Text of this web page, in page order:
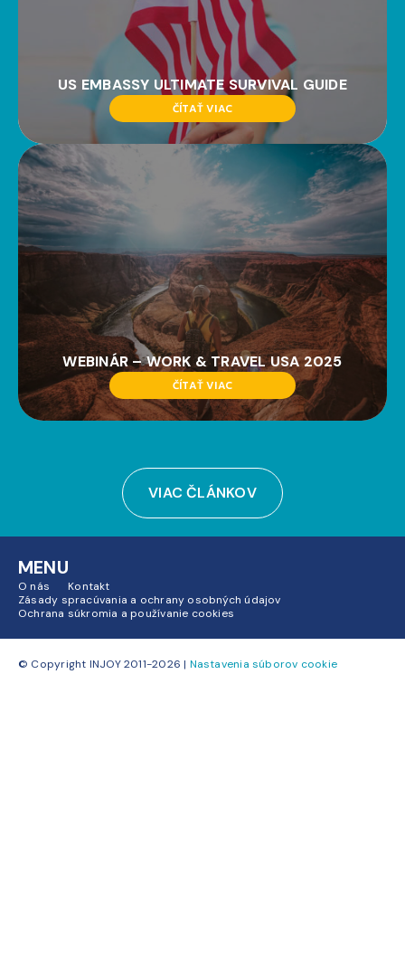
US EMBASSY ULTIMATE SURVIVAL GUIDE
ČÍTAŤ VIAC
WEBINÁR – WORK & TRAVEL USA 2025
ČÍTAŤ VIAC
VIAC ČLÁNKOV
MENU
O nás
Kontakt
Zásady spracúvania a ochrany osobných údajov
Ochrana súkromia a používanie cookies
© Copyright INJOY 2011-2026 | Nastavenia súborov cookie